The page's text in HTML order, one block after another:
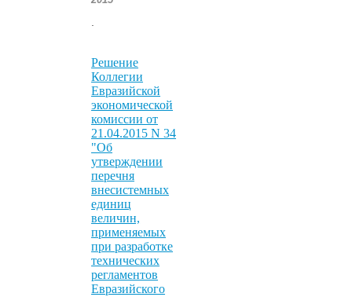
.
Решение
Коллегии
Евразийской
экономической
комиссии от
21.04.2015 N 34
"Об
утверждении
перечня
внесистемных
единиц
величин,
применяемых
при разработке
технических
регламентов
Евразийского